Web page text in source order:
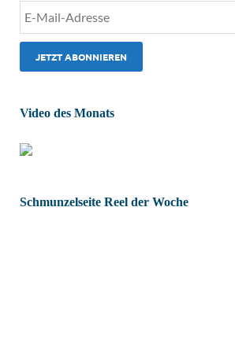
Video des Monats
Schmunzelseite Reel der Woche